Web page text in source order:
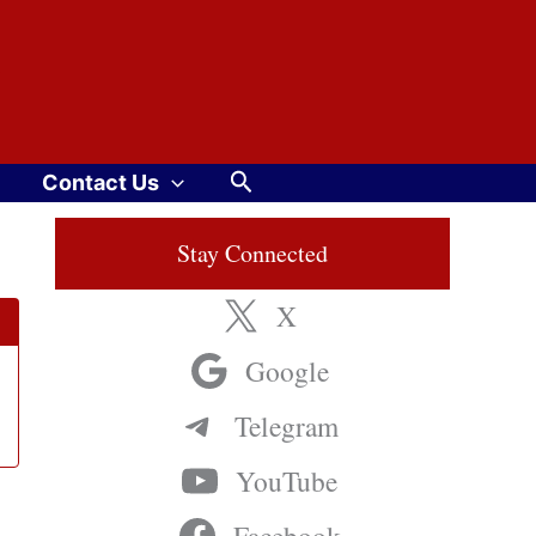
Contact Us Search
Stay Connected
X
Google
Telegram
YouTube